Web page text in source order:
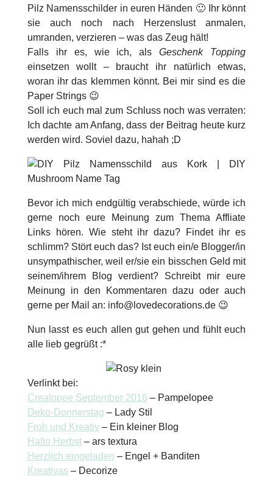
Pilz Namensschilder in euren Händen 🙂 Ihr könnt
sie auch noch nach Herzenslust anmalen,
umranden, verzieren – was das Zeug hält!
Falls ihr es, wie ich, alsGeschenk Topping
einsetzen wollt – braucht ihr natürlich etwas,
woran ihr das klemmen könnt. Bei mir sind es die
Paper Strings 😉
Soll ich euch mal zum Schluss noch was verraten:
Ich dachte am Anfang, dass der Beitrag heute kurz
werden wird. Soviel dazu, hahah ;D
Bevor ich mich endgültig verabschiede, würde ich
gerne noch eure Meinung zum Thema Affliate
Links hören. Wie steht ihr dazu? Findet ihr es
schlimm? Stört euch das? Ist euch ein/e Blogger/in
unsympathischer, weil er/sie ein bisschen Geld mit
seinem/ihrem Blog verdient? Schreibt mir eure
Meinung in den Kommentaren dazu oder auch
gerne per Mail an: info@lovedecorations.de 😉
Nun lasst es euch allen gut gehen und fühlt euch
alle lieb gegrüßt :*
Verlinkt bei:
Crealopee September 2016 – Pampelopee
Deko-Donnerstag – Lady Stil
Froh und Kreativ– Ein kleiner Blog
Hallo Herbst– ars textura
Herzlich eingeladen – Engel + Banditen
Kreativas – Decorize